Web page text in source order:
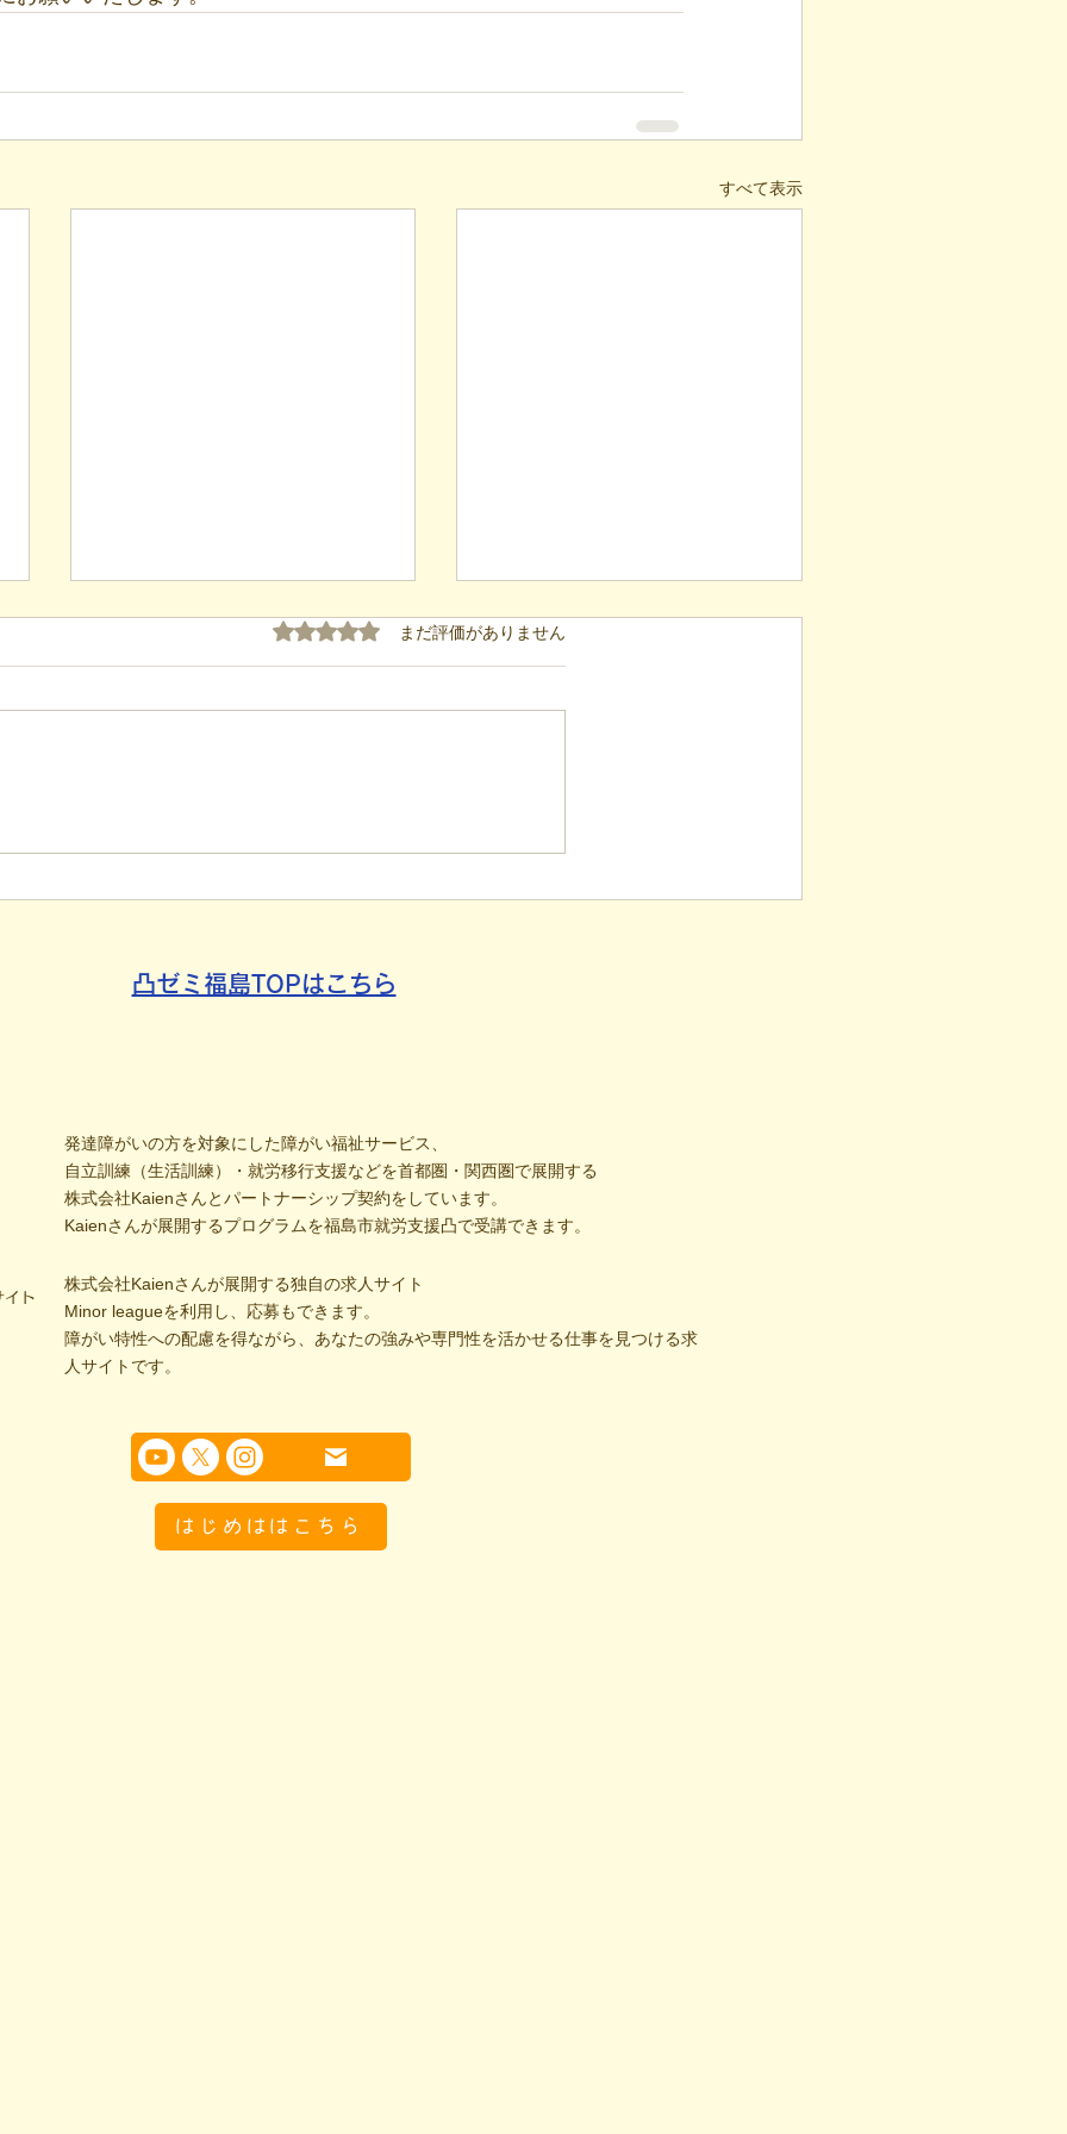
すべて表示
社会への一歩
たかい輪
5つ星のうち0と評価されています。
まだ評価がありません
凸ゼミ福島TOPはこちら
発達障がいの方を対象にした障がい福祉サービス、
自立訓練（生活訓練）・就労移行支援などを首都圏・関西圏で展開する
株式会社Kaienさんとパートナーシップ契約をしています。
Kaienさんが展開するプログラムを福島市就労支援凸で受講できます。
ト
株式会社Kaienさんが展開する独自の求人サイト
Minor leagueを利用し、応募もできます。
障がい特性への配慮を得ながら、あなたの強みや専門性を活かせる仕事を見つける求
人サイトです。
はじめははこちら